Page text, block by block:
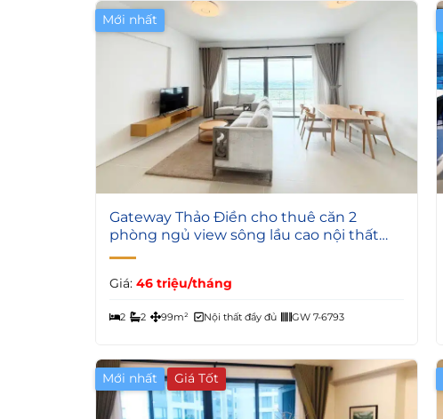
Mới nhất
4
Gateway Thảo Điền cho thuê căn 2
phòng ngủ view sông lầu cao nội thất
đẹp
Giá: 46 triệu/tháng
2 2 99m² Nội thất đầy đủ GW 7-6793
Mới nhất Giá Tốt